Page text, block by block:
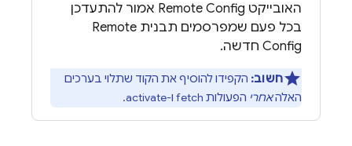
האובייקט Remote Config אמור להתעדכן
בכל פעם שמפרסמים תבנית Remote
Config חדשה.
חשוב: הקפידו להוסיף את הקוד שתלוי בערכים
האלהאחרי הפעולות fetch ו-activate.